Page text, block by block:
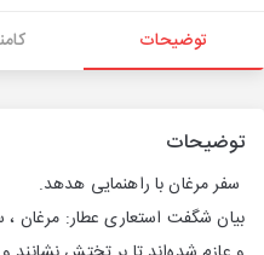
توضیحات
توضیحات
سفر مرغان با راهنمایی هدهد.
بیان شگفت استعاری عطار: مرغان ،